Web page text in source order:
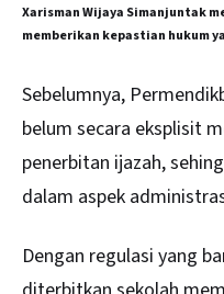
Xarisman Wijaya Simanjuntak
memberikan kepastian hukum
Sebelumnya,
belum secara eksplisit
penerbitan ijazah,
dalam aspek
Dengan regulasi yang